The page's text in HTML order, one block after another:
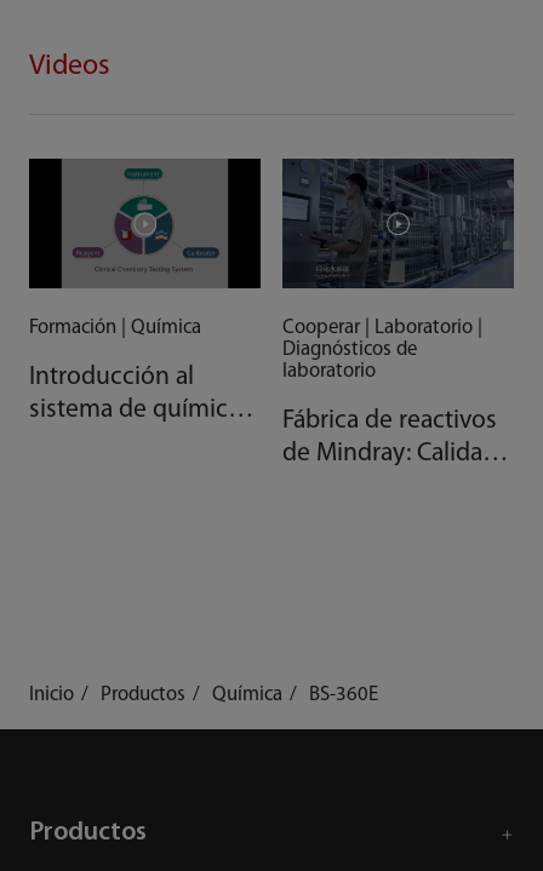
Videos
Formación | Química
Introducción al
sistema de química
Cooperar | Laboratorio |
Diagnósticos de
laboratorio
Fábrica de reactivos
de Mindray: Calidad
Inicio Productos Química BS-360E
Productos